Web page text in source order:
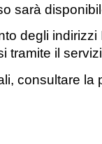
sarà
degli
tramite il
consultare la